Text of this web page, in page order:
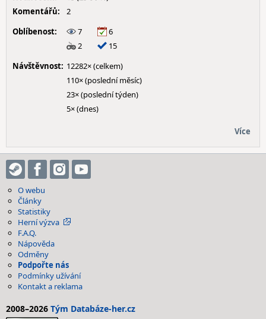
Komentářů:
2
Oblíbenost:
7
6
2
15
Návštěvnost: 12282× (celkem)
110× (poslední měsíc)
23× (poslední týden)
5× (dnes)
Více
O webu
Články
Statistiky
Herní výzva
F.A.Q.
Nápověda
Odměny
Podpořte nás
Podmínky užívání
Kontakt a reklama
2008–2026 Tým Databáze-her.cz